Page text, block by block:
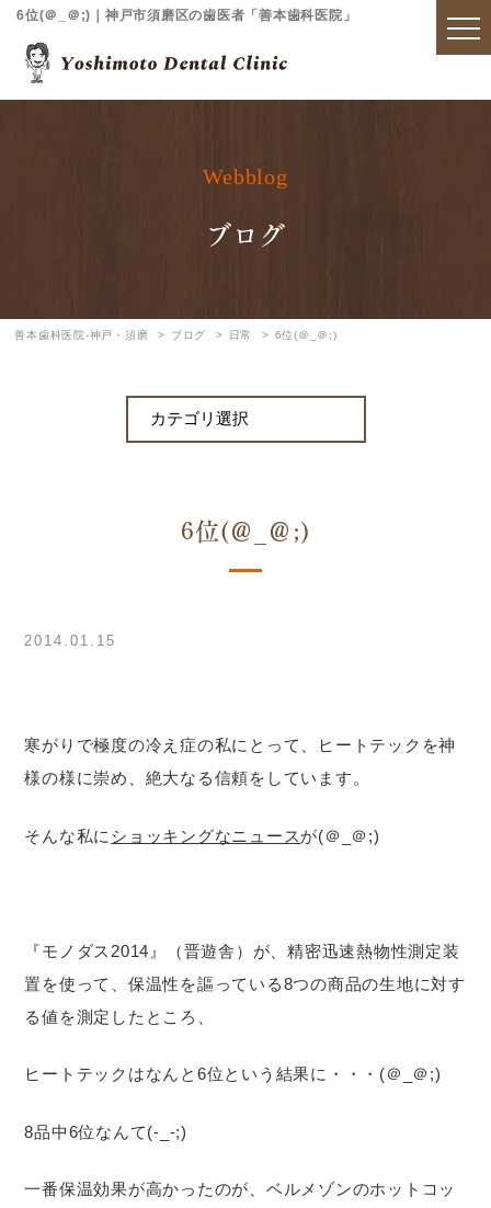
6位(＠_＠;)｜神戸市須磨区の歯医者「善本歯科医院」
Webblog
ブログ
善本歯科医院-神戸・須磨 ブログ 日常 6位(＠_＠;)
6位(＠_＠;)
2014.01.15
寒がりで極度の冷え症の私にとって、ヒートテックを神
様の様に崇め、絶大なる信頼をしています。
そんな私に ショッキングなニュースが(＠_＠;)
『モノダス2014』（晋遊舎）が、精密迅速熱物性測定装
置を使って、保温性を謳っている8つの商品の生地に対す
る値を測定したところ、
ヒートテックはなんと6位という結果に・・・(＠_＠;)
8品中6位なんて(-_-;)
一番保温効果が高かったのが、ベルメゾンのホットコッ